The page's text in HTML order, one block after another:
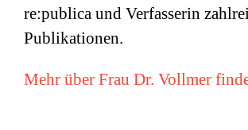
re:publica und Verfasserin
Publikationen.
Mehr über Frau Dr. Vollmer